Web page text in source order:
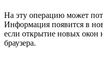
На эту операцию может
Информация появится в
если открытие новых окон
браузера.